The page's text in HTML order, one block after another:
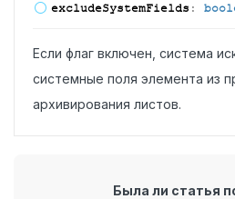
excludeSystemFields :
Если флаг включен, система
системные поля элемента из
архивирования листов.
Была ли статья